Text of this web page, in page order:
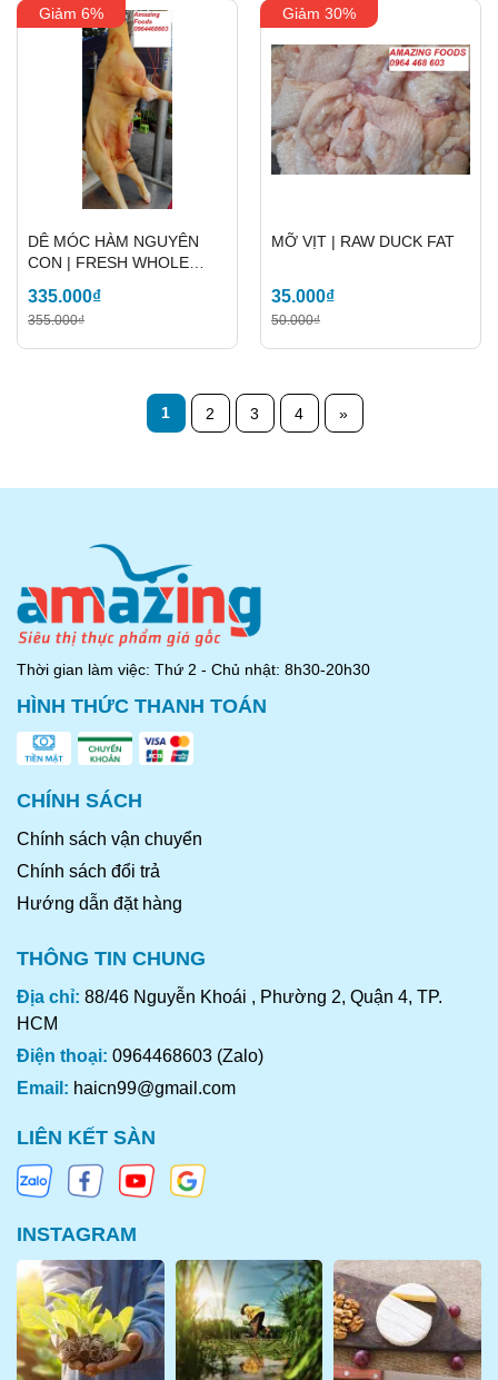
Giảm 6%
DÊ MÓC HÀM NGUYÊN
CON | FRESH WHOLE
335.000₫
355.000₫
Giảm 30%
MỠ VỊT | RAW DUCK FAT
35.000₫
50.000₫
1 2 3 4 »
Thời gian làm việc: Thứ 2 - Chủ nhật: 8h30-20h30
HÌNH THỨC THANH TOÁN
CHÍNH SÁCH
Chính sách vận chuyển
Chính sách đổi trả
Hướng dẫn đặt hàng
THÔNG TIN CHUNG
Địa chỉ: 88/46 Nguyễn Khoái , Phường 2, Quận 4, TP.
HCM
Điện thoại: 0964468603 (Zalo)
Email: haicn99@gmail.com
LIÊN KẾT SÀN
INSTAGRAM